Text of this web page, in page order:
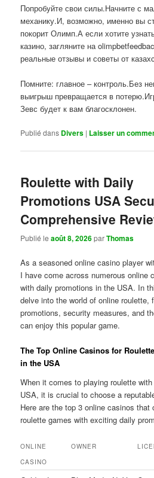
Попробуйте свои силы.Начните с
механику.И, возможно, именно вы
покорит Олимп.А если хотите
казино, загляните на
реальные отзывы и советы от
Помните: главное – контроль.Без
выигрыш превращается в
Зевс будет к вам благосклонен.
Publié dans Divers | Laisser un
Roulette with Daily
Promotions USA
Comprehensive
Publié leaoût 8, 2026parThomas
As a seasoned online casino player
I have come across numerous online
with daily promotions in the USA. In
delve into the world of online roulette,
promotions, security measures, and
can enjoy this popular game.
The Top Online Casinos for
in the USA
When it comes to playing roulette
USA, it is crucial to choose a
Here are the top 3 online casinos that
roulette games with exciting daily
ONLINE
CASINO
OWNER